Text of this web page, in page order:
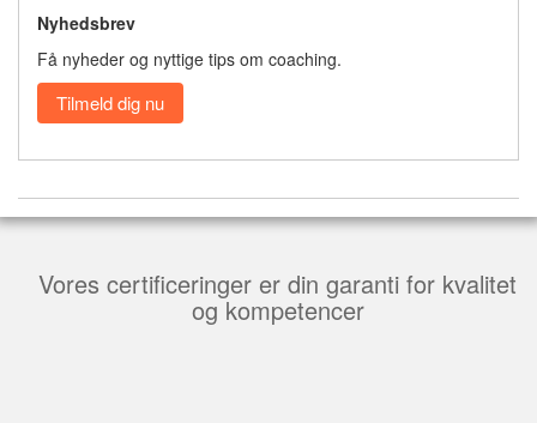
Nyhedsbrev
Få nyheder og nyttige tips om coaching.
Tilmeld dig nu
Vores certificeringer er din garanti for kvalitet
og kompetencer